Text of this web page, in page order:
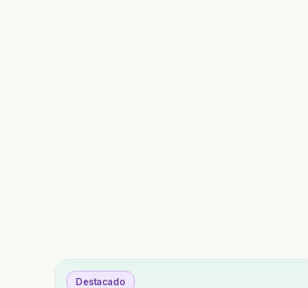
Destacado